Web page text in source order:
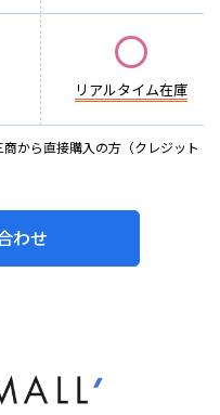
リアルタイム在庫
から直接購入の方（クレジット
わせ